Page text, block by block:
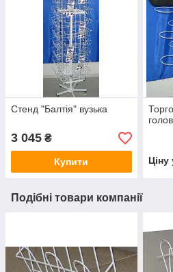
Стенд "Балтія" вузька
3 045 ₴
Купити
Подібні товари компанії